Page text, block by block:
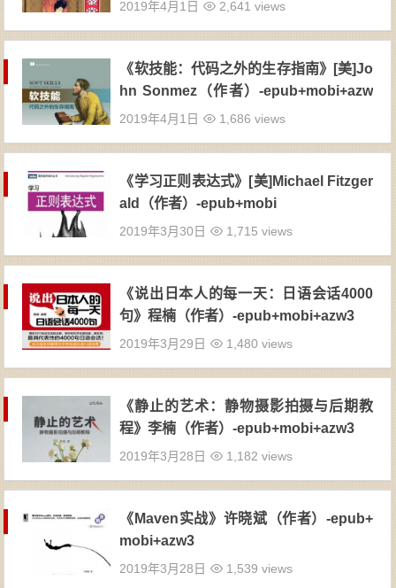
2019年4月1日 2,641 views
《软技能：代码之外的生存指南》[美]Jo
hn Sonmez（作者）-epub+mobi+azw
3
2019年4月1日 1,686 views
《学习正则表达式》[美]Michael Fitzger
ald（作者）-epub+mobi
2019年3月30日 1,715 views
《说出日本人的每一天：日语会话4000
句》程楠（作者）-epub+mobi+azw3
2019年3月29日 1,480 views
《静止的艺术：静物摄影拍摄与后期教
程》李楠（作者）-epub+mobi+azw3
2019年3月28日 1,182 views
《Maven实战》许晓斌（作者）-epub+
mobi+azw3
2019年3月28日 1,539 views